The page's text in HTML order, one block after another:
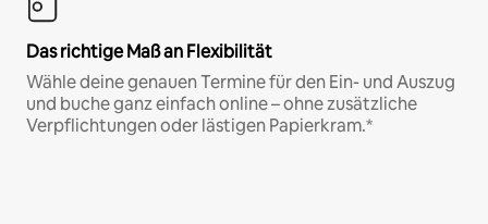
Das richtige Maß an Flexibilität
Wähle deine genauen Termine für den Ein- und Auszug
und buche ganz einfach online – ohne zusätzliche
Verpflichtungen oder lästigen Papierkram.*